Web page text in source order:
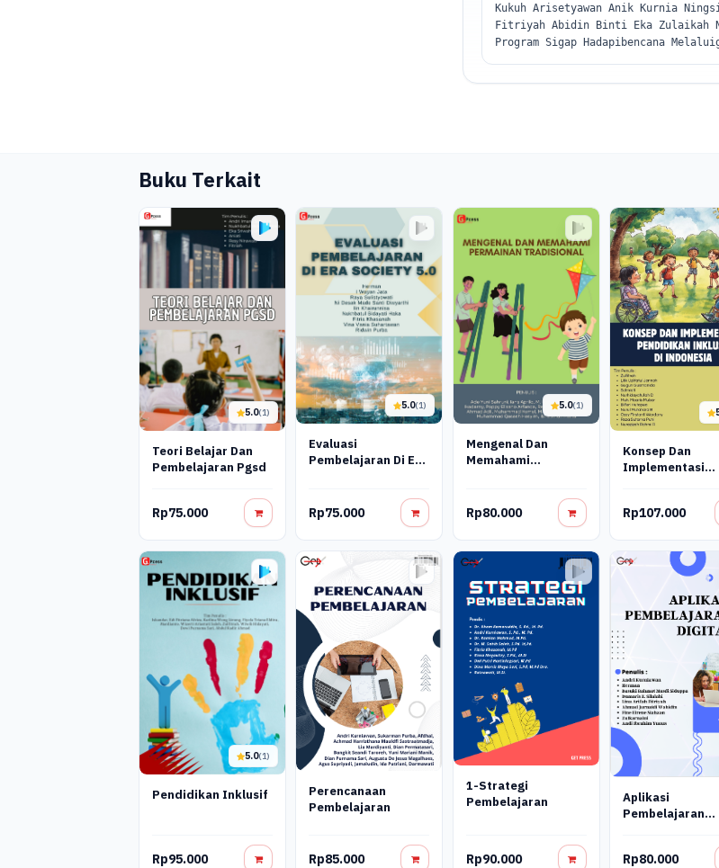
Kukuh Arisetyawan Anik Kurnia
Fitriyah Abidin Binti Eka Zulaikah
Program Sigap Hadapibencana
Buku Terkait
5.0(1)
Teori Belajar Dan
Pembelajaran Pgsd
Rp75.000
5.0(1)
Evaluasi
Pembelajaran Di Era
Rp75.000
5.0(1)
Mengenal Dan
Memahami
Rp80.000
Konsep Dan
Implementasi
Rp107.000
5.0(1)
Pendidikan Inklusif
Rp95.000
Perencanaan
Pembelajaran
Rp85.000
1-Strategi
Pembelajaran
Rp90.000
Aplikasi
Pembelajaran
Rp80.000